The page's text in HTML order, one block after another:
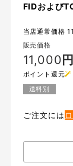
FIDおよび
当店通常価格
販売価格
11,000 円
ポイント還元
送料別
ご注文には